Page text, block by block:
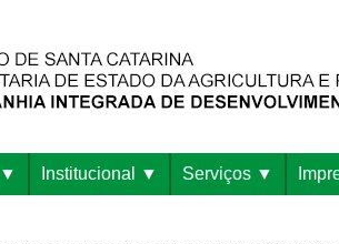
Institucional Serviços